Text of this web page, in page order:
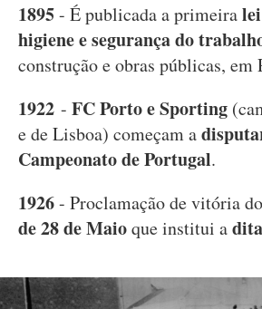
1895- É publicada a primeira
higiene e segurança do
construção e obras públicas, em
1922 - FC Porto e Sporting
e de Lisboa) começam a
Campeonato de Portugal.
1926- Proclamação de vitória do
de 28 de Maioque institui a